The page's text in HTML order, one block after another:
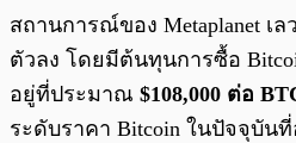
สถานการณ์ของ Metaplanet เล
ตัวลง โดยมีต้นทุนการซื้อ
อยู่ที่ประมาณ $108,000 ต่อ
ระดับราคา Bitcoin ในปัจจุบันที่